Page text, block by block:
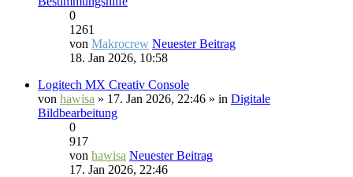
0
1261
von Makrocrew Neuester Beitrag
18. Jan 2026, 10:58
Logitech MX Creativ Console
von hawisa » 17. Jan 2026, 22:46 » in Digitale
Bildbearbeitung
0
917
von hawisa Neuester Beitrag
17. Jan 2026, 22:46